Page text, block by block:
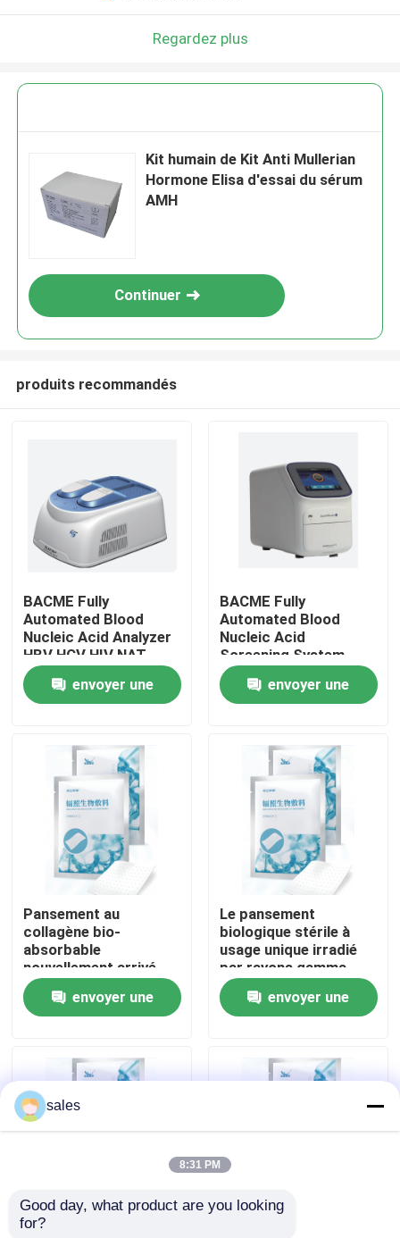
Produits
À propos de nous
Visite de l'usine
Contrôle qualité
Contactez-nous
Nouvelles
Cas
ELISA Test Kit
Regardez plus
Kit humain de Kit Anti Mullerian
Hormone Elisa d'essai du sérum
AMH
Continuer
produits recommandés
BACME Fully
Automated Blood
Nucleic Acid Analyzer
HBV HCV HIV NAT
envoyer une
BACME Fully
Automated Blood
Nucleic Acid
Screening System
NAT Workstation
envoyer une
Pansement au
collagène bio-
absorbable
nouvellement arrivé,
irradié aux rayons
gamma pour le soin
des brûlures et des
envoyer une
Le pansement
biologique stérile à
usage unique irradié
par rayons gamma
avec une durée de
conservation de 24
mois pour les soins
envoyer une
Le pansement
sales
8:31 PM
Good day, what product are you looking
for?